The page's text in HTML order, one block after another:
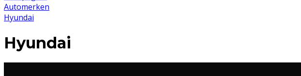
Automerken
Hyundai
Hyundai